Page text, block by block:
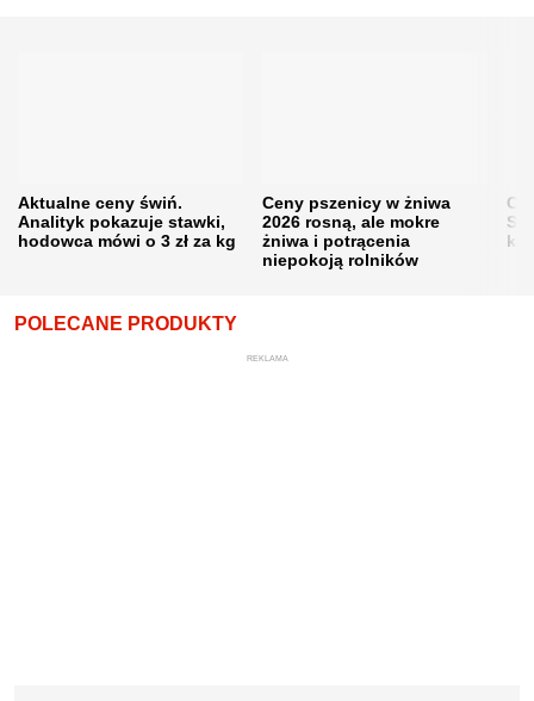
Aktualne ceny świń.
Analityk pokazuje stawki,
hodowca mówi o 3 zł za kg
Ceny pszenicy w żniwa
2026 rosną, ale mokre
żniwa i potrącenia
niepokoją rolników
POLECANE PRODUKTY
REKLAMA